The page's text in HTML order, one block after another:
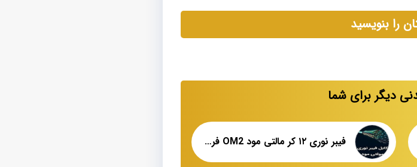
را بنویسید
دیگر برای شما
فیبر نوری ۱۲ کر مالتی مود OM2 فروش ویژه